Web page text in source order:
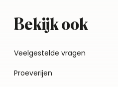
Bekijk ook
Veelgestelde vragen
Proeverijen